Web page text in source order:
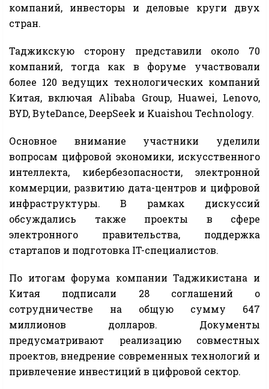
компаний, инвесторы и деловые круги двух
стран.
Таджикскую сторону представили около 70
компаний, тогда как в форуме участвовали
более 120 ведущих технологических компаний
Китая, включая Alibaba Group, Huawei, Lenovo,
BYD, ByteDance, DeepSeek и Kuaishou Technology.
Основное внимание участники уделили
вопросам цифровой экономики, искусственного
интеллекта, кибербезопасности, электронной
коммерции, развитию дата-центров и цифровой
инфраструктуры. В рамках дискуссий
обсуждались также проекты в сфере
электронного правительства, поддержка
стартапов и подготовка IT-специалистов.
По итогам форума компании Таджикистана и
Китая подписали 28 соглашений о
сотрудничестве на общую сумму 647
миллионов долларов. Документы
предусматривают реализацию совместных
проектов, внедрение современных технологий и
привлечение инвестиций в цифровой сектор.